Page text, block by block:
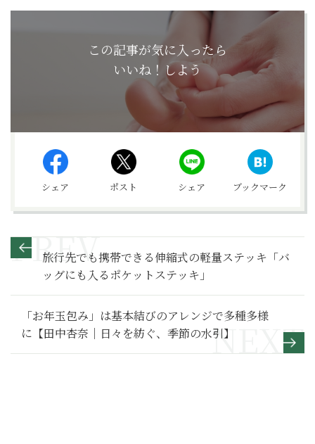
この記事が気に入ったら
いいね！しよう
シェア ポスト シェア ブックマーク
旅行先でも携帯できる伸縮式の軽量ステッキ「バ
ッグにも入るポケットステッキ」
「お年玉包み」は基本結びのアレンジで多種多様
に【田中杏奈｜日々を紡ぐ、季節の水引】